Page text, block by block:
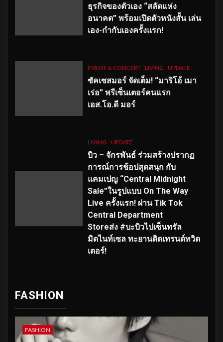
ธุรกิจของตัวเอง “สลัดแห่ง
อนาคต” พร้อมเปิดตัวหนังสั้น เล่น
เอง-กำกับเองครั้งแรก!
EVENT & CONCERT LIVING UPDATE
ซัคเซสมอร์ จัดเต็ม! “มาริโอ้ เมา
เร่อ” พรีเซ็นเตอร์คนแรก
เอส.โอ.ดี มอร์
LIVING UPDATE
บิว – จักรพันธ์ ร่วมสร้างปรากฏ
การณ์การช้อปสุดสนุก กับ
แคมเปญ “Central Midnight
Sale”ในรูปแบบ On The Way
Live ครั้งแรก! ผ่าน Tik Tok
Central Department
Storeส่ง #บะบิวไปเซ็นทรัล
มิดไนท์เซล ทะยานติดเทรนด์ทวิต
เตอร์!
FASHION
FASHION